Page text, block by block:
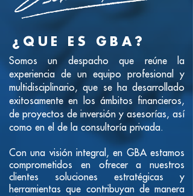
¿QUE ES GBA?
Somos un despacho que reúne la
experiencia de un equipo profesional y
multidisciplinario, que se ha desarrollado
exitosamente en los ámbitos financieros,
de proyectos de inversión y asesorías, así
como en el de la consultoría privada.
Con una visión integral, en GBA estamos
comprometidos en ofrecer a nuestros
clientes soluciones estratégicas y
herramientas que contribuyan de manera